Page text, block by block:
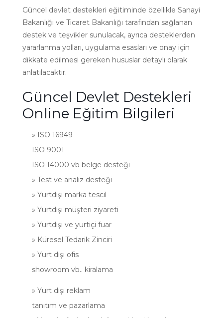
Güncel devlet destekleri eğitiminde özellikle Sanayi
Bakanlığı ve Ticaret Bakanlığı tarafından sağlanan
destek ve teşvikler sunulacak, ayrıca desteklerden
yararlanma yolları, uygulama esasları ve onay için
dikkate edilmesi gereken hususlar detaylı olarak
anlatılacaktır.
Güncel Devlet Destekleri
Online Eğitim Bilgileri
» ISO 16949
ISO 9001
ISO 14000 vb belge desteği
» Test ve analiz desteği
» Yurtdışı marka tescil
» Yurtdışı müşteri ziyareti
» Yurtdışı ve yurtiçi fuar
» Küresel Tedarik Zinciri
» Yurt dışı ofis
showroom vb.. kiralama
» Yurt dışı reklam
tanıtım ve pazarlama